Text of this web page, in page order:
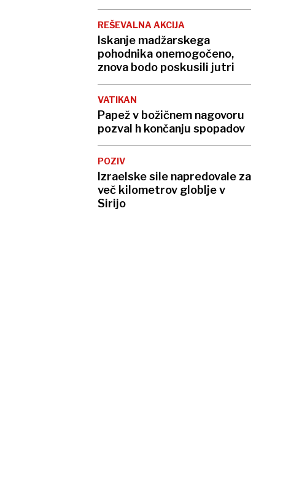
REŠEVALNA AKCIJA
Iskanje madžarskega
pohodnika onemogočeno,
znova bodo poskusili jutri
VATIKAN
Papež v božičnem nagovoru
pozval h končanju spopadov
POZIV
Izraelske sile napredovale za
več kilometrov globlje v
Sirijo